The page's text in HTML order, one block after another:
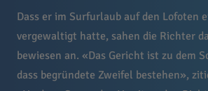
Dass er im Surfurlaub auf den Lofoten
vergewaltigt hatte, sahen die Richter
bewiesen an. «Das Gericht ist zu dem
dass begründete Zweifel bestehen»,